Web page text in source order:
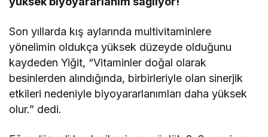
Son yıllarda kış aylarında multivitaminlere
yönelimin oldukça yüksek düzeyde olduğunu
kaydeden Yiğit, “Vitaminler doğal olarak
besinlerden alındığında, birbirleriyle olan sinerjik
etkileri nedeniyle biyoyararlanımları daha yüksek
olur.” dedi.